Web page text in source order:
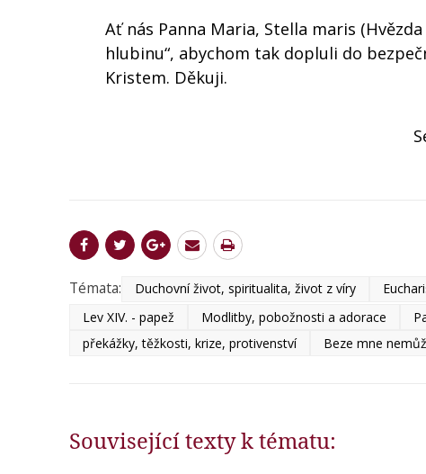
Ať nás Panna Maria, Stella maris
hlubinu“, abychom tak dopluli do
Kristem. Děkuji.
Témata: Duchovní život, spiritualita, život z víry
Lev XIV. - papež
Modlitby, pobožnosti a adorace
překážky, těžkosti, krize, protivenství
Beze mne
Související texty k tématu: